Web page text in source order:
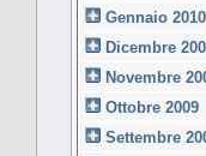
Gennaio 2010
Dicembre
Novembre
Ottobre 2009
Settembre